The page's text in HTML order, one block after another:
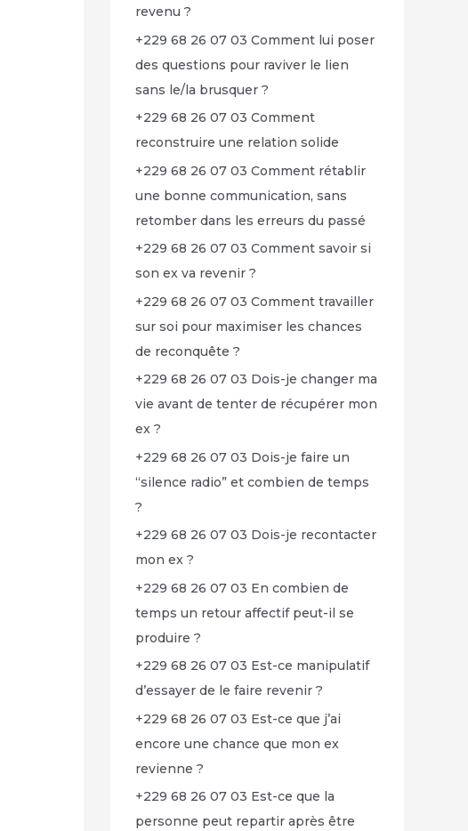
revenu ?
+229 68 26 07 03 Comment lui poser
des questions pour raviver le lien
sans le/la brusquer ?
+229 68 26 07 03 Comment
reconstruire une relation solide
+229 68 26 07 03 Comment rétablir
une bonne communication, sans
retomber dans les erreurs du passé
+229 68 26 07 03 Comment savoir si
son ex va revenir ?
+229 68 26 07 03 Comment travailler
sur soi pour maximiser les chances
de reconquête ?
+229 68 26 07 03 Dois-je changer ma
vie avant de tenter de récupérer mon
ex ?
+229 68 26 07 03 Dois-je faire un
“silence radio” et combien de temps
?
+229 68 26 07 03 Dois-je recontacter
mon ex ?
+229 68 26 07 03 En combien de
temps un retour affectif peut-il se
produire ?
+229 68 26 07 03 Est-ce manipulatif
d’essayer de le faire revenir ?
+229 68 26 07 03 Est-ce que j’ai
encore une chance que mon ex
revienne ?
+229 68 26 07 03 Est-ce que la
personne peut repartir après être